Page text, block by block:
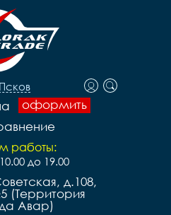
Псков
оформить
работы:
до 19.00
д.108,
(Территория
Авар)